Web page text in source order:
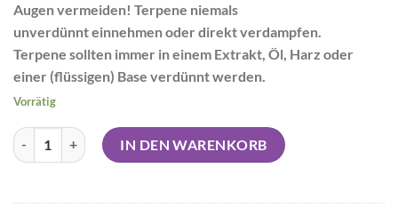
Augen vermeiden! Terpene niemals
unverdünnt einnehmen oder direkt verdampfen.
Terpene sollten immer in einem Extrakt, Öl, Harz oder
einer (flüssigen) Base verdünnt werden.
Vorrätig
OMG Cannabis Terpene - Gelato Menge
IN DEN WARENKORB